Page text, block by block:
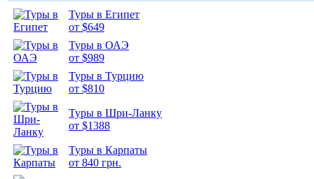
Туры в Египет
от $649
Туры в ОАЭ
от $989
Туры в Турцию
от $810
Туры в Шри-Ланку
от $1388
Туры в Карпаты
от 840 грн.